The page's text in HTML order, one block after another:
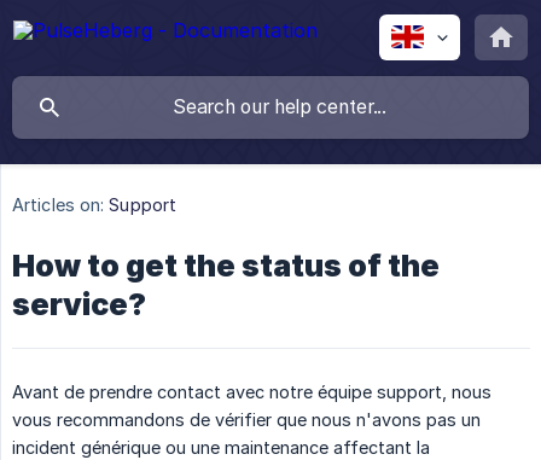
Articles on: Support
How to get the status of the
service?
Avant de prendre contact avec notre équipe support, nous
vous recommandons de vérifier que nous n'avons pas un
incident générique ou une maintenance affectant la